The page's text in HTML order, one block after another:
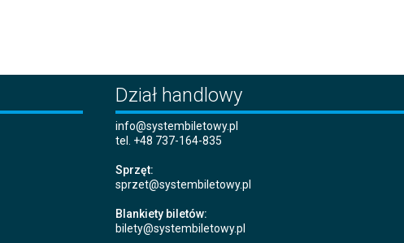
Dział handlowy
info@systembiletowy.pl
tel. +48 737-164-835
Sprzęt:
sprzet@systembiletowy.pl
Blankiety biletów:
bilety@systembiletowy.pl